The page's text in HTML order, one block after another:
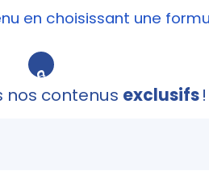
en choisissant une
🔒
nos contenus exclusifs!